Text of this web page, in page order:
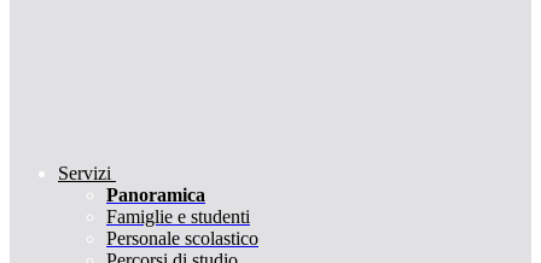
Servizi
Panoramica
Famiglie e studenti
Personale scolastico